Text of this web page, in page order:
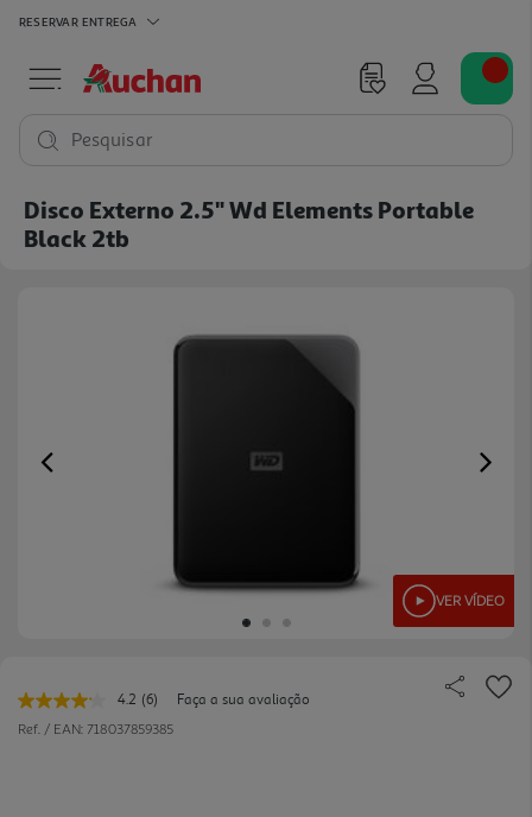
RESERVAR ENTREGA
Pesquisar
Disco Externo 2.5" Wd Elements Portable
Black 2tb
Previous
VER VÍDEO
4.2 Leu
6
(6)
Faça a sua avaliação
Ref. / EAN: 718037859385